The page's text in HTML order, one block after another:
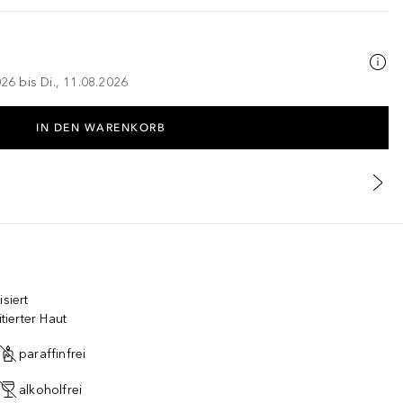
bis Di., 11.08.2026
IN DEN WARENKORB
Haut
paraffinfrei
alkoholfrei